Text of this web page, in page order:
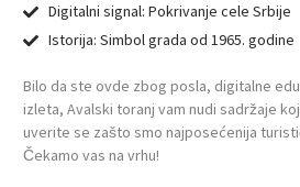
Digitalni signal: Pokrivanje cele Srbije
Istorija: Simbol grada od 1965. godine
Bilo da ste ovde zbog posla, digitalne
izleta, Avalski toranj vam nudi sadržaje
uverite se zašto smo najposećenija
Čekamo vas na vrhu!